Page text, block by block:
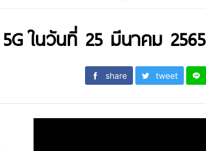
ในวันที่ 25 มีนาคม 2565
share tweet